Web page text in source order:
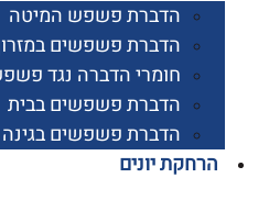
הדברת פשפש המיטה
הדברת פשפשים במזרון
חומרי הדברה נגד פשפש המיטה
הדברת פשפשים בבית
הדברת פשפשים בגינה
יונים